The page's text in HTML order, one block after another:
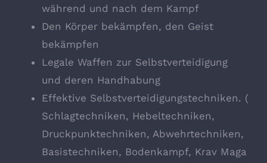
während und nach dem Kampf
Den Körper bekämpfen, den Geist
bekämpfen
Legale Waffen zur Selbstverteidigung
und deren Handhabung
Effektive Selbstverteidigungstechniken. (
Schlagtechniken, Hebeltechniken,
Druckpunktechniken, Abwehrtechniken,
Basistechniken, Bodenkampf, Krav Maga